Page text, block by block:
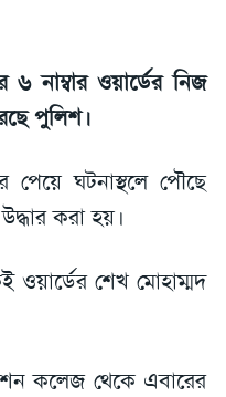
নাম্বার ওয়ার্ডের নিজ
পুলিশ।
ঘটনাস্থলে পৌছে
করা হয়।
শেখ মোহাম্মদ
কলেজ থেকে এবারের